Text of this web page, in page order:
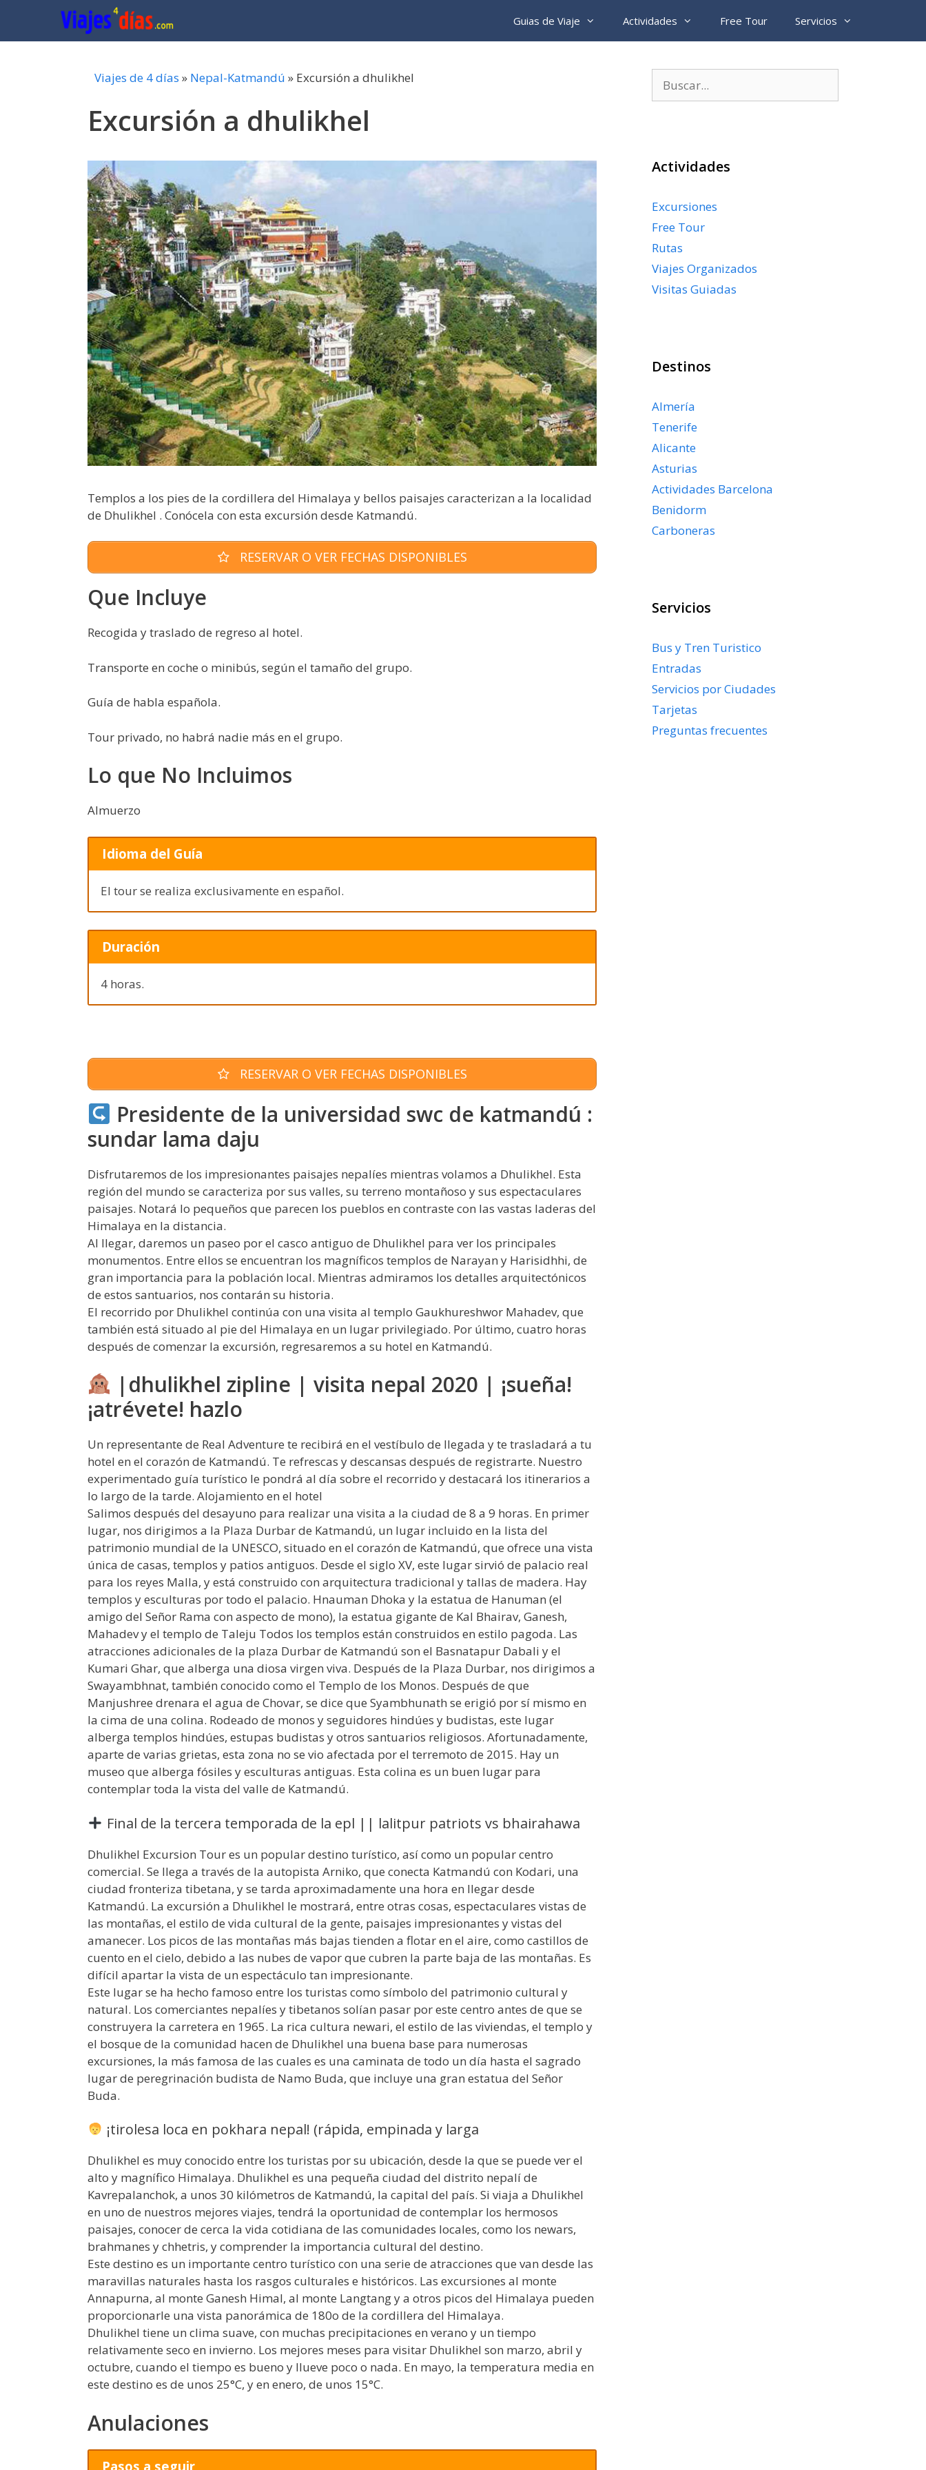
contenido
Guias de Viaje Actividades Free Tour Servicios
Viajes de 4 días » Nepal-Katmandú » Excursión a dhulikhel
Excursión a dhulikhel
Templos a los pies de la cordillera del Himalaya y bellos paisajes caracterizan a la localidad
de Dhulikhel . Conócela con esta excursión desde Katmandú.
RESERVAR O VER FECHAS DISPONIBLES
Que Incluye
Recogida y traslado de regreso al hotel.
Transporte en coche o minibús, según el tamaño del grupo.
Guía de habla española.
Tour privado, no habrá nadie más en el grupo.
Lo que No Incluimos
Almuerzo
Idioma del Guía
El tour se realiza exclusivamente en español.
Duración
4 horas.
RESERVAR O VER FECHAS DISPONIBLES
Presidente de la universidad swc de katmandú :
sundar lama daju
Disfrutaremos de los impresionantes paisajes nepalíes mientras volamos a Dhulikhel. Esta
región del mundo se caracteriza por sus valles, su terreno montañoso y sus espectaculares
paisajes. Notará lo pequeños que parecen los pueblos en contraste con las vastas laderas del
Himalaya en la distancia.
Al llegar, daremos un paseo por el casco antiguo de Dhulikhel para ver los principales
monumentos. Entre ellos se encuentran los magníficos templos de Narayan y Harisidhhi, de
gran importancia para la población local. Mientras admiramos los detalles arquitectónicos
de estos santuarios, nos contarán su historia.
El recorrido por Dhulikhel continúa con una visita al templo Gaukhureshwor Mahadev, que
también está situado al pie del Himalaya en un lugar privilegiado. Por último, cuatro horas
después de comenzar la excursión, regresaremos a su hotel en Katmandú.
|dhulikhel zipline | visita nepal 2020 | ¡sueña!
¡atrévete! hazlo
Un representante de Real Adventure te recibirá en el vestíbulo de llegada y te trasladará a tu
hotel en el corazón de Katmandú. Te refrescas y descansas después de registrarte. Nuestro
experimentado guía turístico le pondrá al día sobre el recorrido y destacará los itinerarios a
lo largo de la tarde. Alojamiento en el hotel
Salimos después del desayuno para realizar una visita a la ciudad de 8 a 9 horas. En primer
lugar, nos dirigimos a la Plaza Durbar de Katmandú, un lugar incluido en la lista del
patrimonio mundial de la UNESCO, situado en el corazón de Katmandú, que ofrece una vista
única de casas, templos y patios antiguos. Desde el siglo XV, este lugar sirvió de palacio real
para los reyes Malla, y está construido con arquitectura tradicional y tallas de madera. Hay
templos y esculturas por todo el palacio. Hnauman Dhoka y la estatua de Hanuman (el
amigo del Señor Rama con aspecto de mono), la estatua gigante de Kal Bhairav, Ganesh,
Mahadev y el templo de Taleju Todos los templos están construidos en estilo pagoda. Las
atracciones adicionales de la plaza Durbar de Katmandú son el Basnatapur Dabali y el
Kumari Ghar, que alberga una diosa virgen viva. Después de la Plaza Durbar, nos dirigimos a
Swayambhnat, también conocido como el Templo de los Monos. Después de que
Manjushree drenara el agua de Chovar, se dice que Syambhunath se erigió por sí mismo en
la cima de una colina. Rodeado de monos y seguidores hindúes y budistas, este lugar
alberga templos hindúes, estupas budistas y otros santuarios religiosos. Afortunadamente,
aparte de varias grietas, esta zona no se vio afectada por el terremoto de 2015. Hay un
museo que alberga fósiles y esculturas antiguas. Esta colina es un buen lugar para
contemplar toda la vista del valle de Katmandú.
Final de la tercera temporada de la epl || lalitpur patriots vs bhairahawa
Dhulikhel Excursion Tour es un popular destino turístico, así como un popular centro
comercial. Se llega a través de la autopista Arniko, que conecta Katmandú con Kodari, una
ciudad fronteriza tibetana, y se tarda aproximadamente una hora en llegar desde
Katmandú. La excursión a Dhulikhel le mostrará, entre otras cosas, espectaculares vistas de
las montañas, el estilo de vida cultural de la gente, paisajes impresionantes y vistas del
amanecer. Los picos de las montañas más bajas tienden a flotar en el aire, como castillos de
cuento en el cielo, debido a las nubes de vapor que cubren la parte baja de las montañas. Es
difícil apartar la vista de un espectáculo tan impresionante.
Este lugar se ha hecho famoso entre los turistas como símbolo del patrimonio cultural y
natural. Los comerciantes nepalíes y tibetanos solían pasar por este centro antes de que se
construyera la carretera en 1965. La rica cultura newari, el estilo de las viviendas, el templo y
el bosque de la comunidad hacen de Dhulikhel una buena base para numerosas
excursiones, la más famosa de las cuales es una caminata de todo un día hasta el sagrado
lugar de peregrinación budista de Namo Buda, que incluye una gran estatua del Señor
Buda.
¡tirolesa loca en pokhara nepal! (rápida, empinada y larga
Dhulikhel es muy conocido entre los turistas por su ubicación, desde la que se puede ver el
alto y magnífico Himalaya. Dhulikhel es una pequeña ciudad del distrito nepalí de
Kavrepalanchok, a unos 30 kilómetros de Katmandú, la capital del país. Si viaja a Dhulikhel
en uno de nuestros mejores viajes, tendrá la oportunidad de contemplar los hermosos
paisajes, conocer de cerca la vida cotidiana de las comunidades locales, como los newars,
brahmanes y chhetris, y comprender la importancia cultural del destino.
Este destino es un importante centro turístico con una serie de atracciones que van desde las
maravillas naturales hasta los rasgos culturales e históricos. Las excursiones al monte
Annapurna, al monte Ganesh Himal, al monte Langtang y a otros picos del Himalaya pueden
proporcionarle una vista panorámica de 180o de la cordillera del Himalaya.
Dhulikhel tiene un clima suave, con muchas precipitaciones en verano y un tiempo
relativamente seco en invierno. Los mejores meses para visitar Dhulikhel son marzo, abril y
octubre, cuando el tiempo es bueno y llueve poco o nada. En mayo, la temperatura media en
este destino es de unos 25°C, y en enero, de unos 15°C.
Anulaciones
Pasos a seguir
Actividades
Excursiones
Free Tour
Rutas
Viajes Organizados
Visitas Guiadas
Destinos
Almería
Tenerife
Alicante
Asturias
Actividades Barcelona
Benidorm
Carboneras
Servicios
Bus y Tren Turistico
Entradas
Servicios por Ciudades
Tarjetas
Preguntas frecuentes